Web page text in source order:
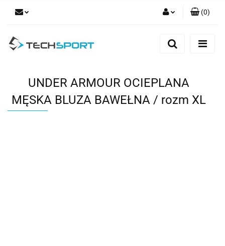
Zaloguj się
(0)
UNDER ARMOUR OCIEPLANA
MĘSKA BLUZA BAWEŁNA / rozm XL